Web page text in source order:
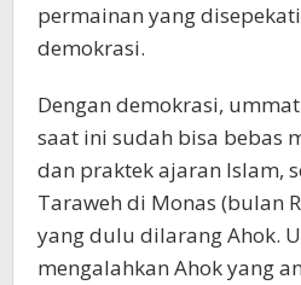
permainan yang
demokrasi.
Dengan demokrasi,
saat ini sudah bisa bebas
dan praktek ajaran Islam,
Taraweh di Monas (bulan
yang dulu dilarang Ahok.
mengalahkan Ahok yang